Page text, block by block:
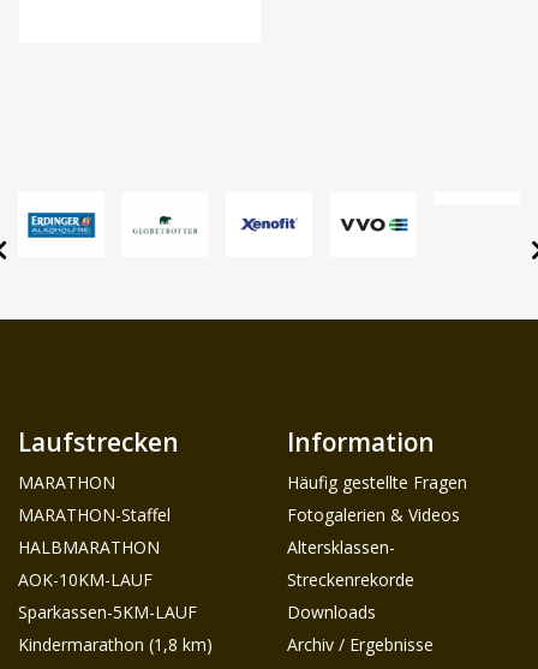
Laufstrecken
MARATHON
MARATHON-Staffel
HALBMARATHON
AOK-10KM-LAUF
Sparkassen-5KM-LAUF
Kindermarathon (1,8 km)
Information
Häufig gestellte Fragen
Fotogalerien & Videos
Altersklassen-
Streckenrekorde
Downloads
Archiv / Ergebnisse